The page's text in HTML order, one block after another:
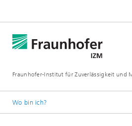
Fraunhofer-Institut für Zuverlässigkeit und
Wo bin ich?